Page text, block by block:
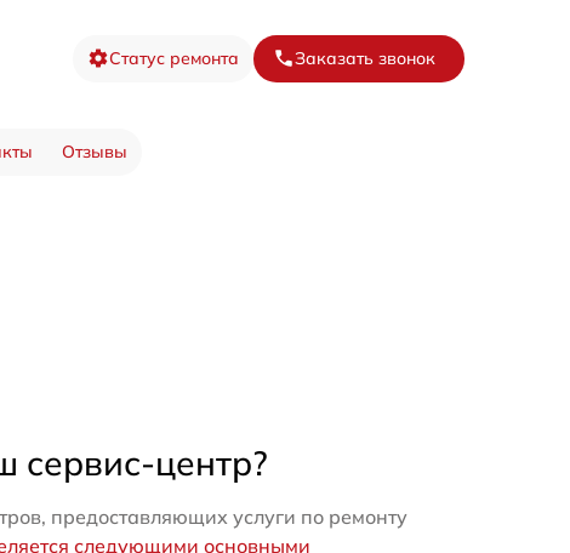
Статус ремонта Заказать звонок
Отзывы
сервис-центр?
предоставляющих услуги по ремонту
следующими основными